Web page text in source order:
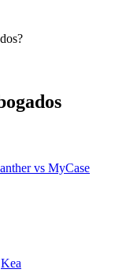
?
vs MyCase
Kea